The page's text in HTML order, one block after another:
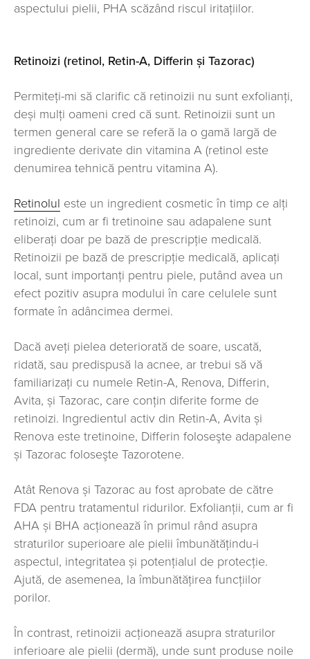
aspectului pielii, PHA scăzând riscul iritaţiilor.
Retinoizi (retinol, Retin-A, Differin și Tazorac)
Permiteți-mi să clarific că retinoizii nu sunt exfolianți,
deși mulți oameni cred că sunt. Retinoizii sunt un
termen general care se referă la o gamă largă de
ingrediente derivate din vitamina A (retinol este
denumirea tehnică pentru vitamina A).
Retinolul este un ingredient cosmetic în timp ce alți
retinoizi, cum ar fi tretinoine sau adapalene sunt
eliberați doar pe bază de prescripţie medicală.
Retinoizii pe bază de prescripţie medicală, aplicaţi
local, sunt importanţi pentru piele, putând avea un
efect pozitiv asupra modului în care celulele sunt
formate în adâncimea dermei.
Dacă aveți pielea deteriorată de soare, uscată,
ridată, sau predispusă la acnee, ar trebui să vă
familiarizaţi cu numele Retin-A, Renova, Differin,
Avita, și Tazorac, care conțin diferite forme de
retinoizi. Ingredientul activ din Retin-A, Avita și
Renova este tretinoine, Differin foloseşte adapalene
și Tazorac foloseşte Tazorotene.
Atât Renova și Tazorac au fost aprobate de către
FDA pentru tratamentul ridurilor. Exfolianţii, cum ar fi
AHA și BHA acționează în primul rând asupra
straturilor superioare ale pielii îmbunătăţindu-i
aspectul, integritatea și potențialul de protecție.
Ajută, de asemenea, la îmbunătăţirea funcţiilor
porilor.
În contrast, retinoizii acționează asupra straturilor
inferioare ale pielii (dermă), unde sunt produse noile